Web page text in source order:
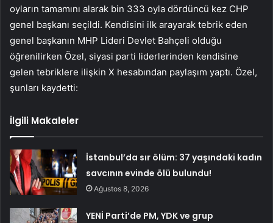
oyların tamamını alarak bin 333 oyla dördüncü kez CHP
genel başkanı seçildi. Kendisini ilk arayarak tebrik eden
genel başkanın MHP Lideri Devlet Bahçeli olduğu
öğrenilirken Özel, siyasi parti liderlerinden kendisine
gelen tebriklere ilişkin X hesabından paylaşım yaptı. Özel,
şunları kaydetti:
İlgili Makaleler
İstanbul’da sır ölüm: 37 yaşındaki kadın
savcının evinde ölü bulundu!
Ağustos 8, 2026
YENİ Parti’de PM, YDK ve grup